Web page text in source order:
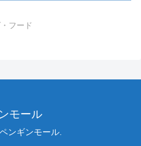
フード
モール
ンギンモール.